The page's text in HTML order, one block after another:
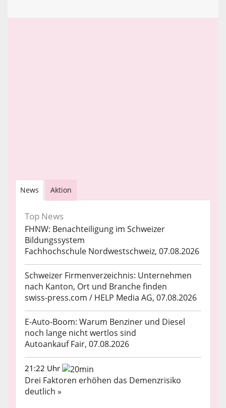
News Aktion
Top News
FHNW: Benachteiligung im Schweizer
Bildungssystem
Fachhochschule Nordwestschweiz, 07.08.2026
Schweizer Firmenverzeichnis: Unternehmen
nach Kanton, Ort und Branche finden
swiss-press.com / HELP Media AG, 07.08.2026
E-Auto-Boom: Warum Benziner und Diesel
noch lange nicht wertlos sind
Autoankauf Fair, 07.08.2026
21:22 Uhr
Drei Faktoren erhöhen das Demenzrisiko
deutlich »